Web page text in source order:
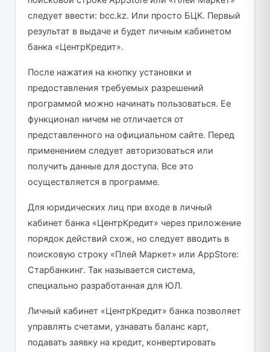
следует ввести: bcc.kz. Или просто БЦК. Первый
результат в выдаче и будет личным кабинетом
банка «ЦентрКредит».
После нажатия на кнопку установки и
предоставления требуемых разрешений
программой можно начинать пользоваться. Ее
функционал ничем не отличается от
представленного на официальном сайте. Перед
применением следует авторизоваться или
получить данные для доступа. Все это
осуществляется в программе.
Для юридических лиц при входе в личный
кабинет банка «ЦентрКредит» через приложение
порядок действий схож, но следует вводить в
поисковую строку «Плей Маркет» или AppStore:
Старбанкинг. Так называется система,
специально разработанная для ЮЛ.
Личный кабинет «ЦентрКредит» банка позволяет
управлять счетами, узнавать баланс карт,
подавать заявку на кредит, конвертировать